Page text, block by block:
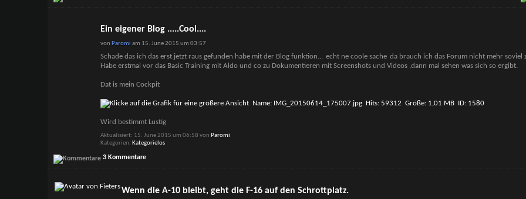
Ein eigener Blog .....Cool....
von Paromi am 15. June 2015 um 03:57
Schade das ich das erst jetzt raus gefunden habe mit der Blog funktion... echt ne coole sache da brauch ich das Forum nicht mehr soviel
Habe erstmal vor das Basic Training mit Aldo und co zu Dokumentieren mit Screenshots und Videos ,dann mal sehen was sich so ergibt.
Dat is mein Cockpit
Wird bestimmt Lustig
Aktualisiert: 15. June 2015 um 06:58 von Paromi
Kategorien
Kategorielos
3 Kommentare
Wenn die A-10 bleibt, geht die F-16 auf den Schrottplatz.